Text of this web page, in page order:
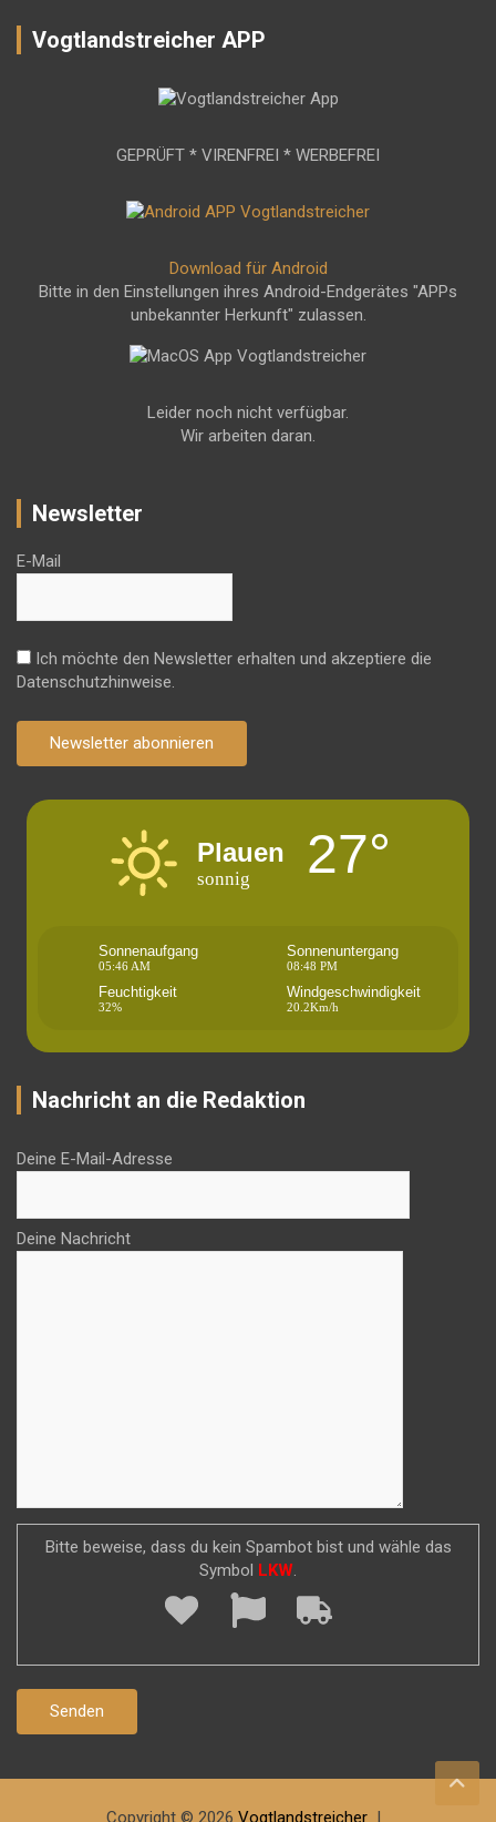
Vogtlandstreicher APP
GEPRÜFT * VIRENFREI * WERBEFREI
Download für Android
Bitte in den Einstellungen ihres Android-Endgerätes "APPs
unbekannter Herkunft" zulassen.
Leider noch nicht verfügbar.
Wir arbeiten daran.
Newsletter
E-Mail
Ich möchte den Newsletter erhalten und akzeptiere die
Datenschutzhinweise.
Newsletter abonnieren
Plauen
sonnig 27°
Sonnenaufgang
05:46 AM
Sonnenuntergang
08:48 PM
Feuchtigkeit
32%
Windgeschwindigkeit
20.2Km/h
Nachricht an die Redaktion
Deine E-Mail-Adresse
Deine Nachricht
Bitte beweise, dass du kein Spambot bist und wähle das
Symbol
LKW.
Copyright © 2026 Vogtlandstreicher